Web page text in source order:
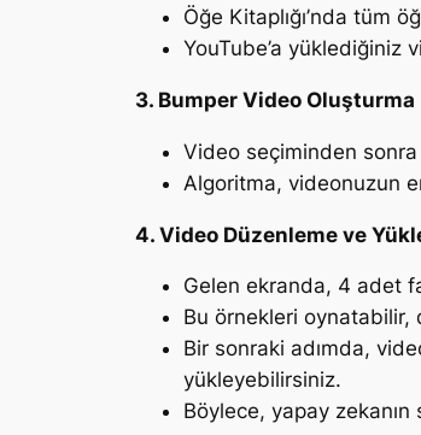
Öğe Kitaplığı’nda tüm
YouTube’a yüklediğiniz
3. Bumper Video Oluşturma
Video seçiminden sonra
Algoritma, videonuzun
4. Video Düzenleme ve
Gelen ekranda, 4 adet
Bu örnekleri oynatabilir,
Bir sonraki adımda,
yükleyebilirsiniz.
Böylece, yapay zekanın